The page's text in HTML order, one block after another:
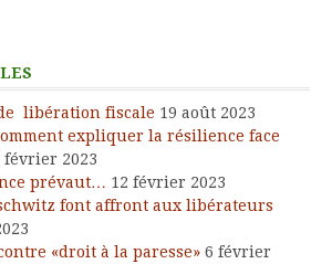
libération fiscale 19 août 2023
expliquer la résilience face
février 2023
prévaut… 12 février 2023
font affront aux libérateurs
«droit à la paresse» 6 février